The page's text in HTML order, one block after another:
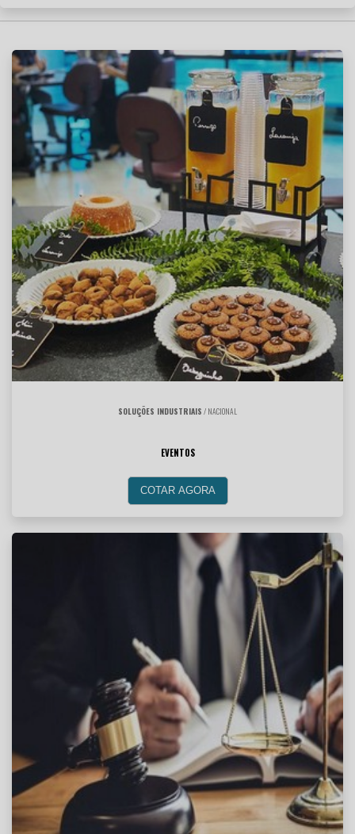
SOLUÇÕES INDUSTRIAIS / NACIONAL
EVENTOS
COTAR AGORA